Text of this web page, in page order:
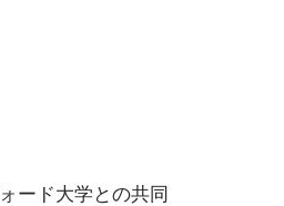
ード大学との共同